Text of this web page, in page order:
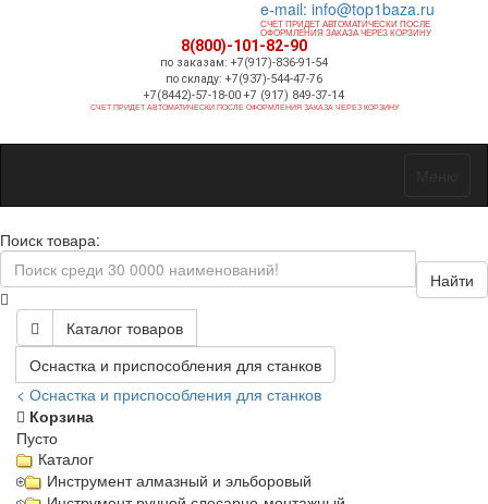
e-mail: info@top1baza.ru
СЧЕТ ПРИДЕТ АВТОМАТИЧЕСКИ ПОСЛЕ
ОФОРМЛЕНИЯ ЗАКАЗА ЧЕРЕЗ КОРЗИНУ
8(800)-101-82-90
по заказам: +7(917)-836-91-54
по складу: +7(937)-544-47-76
+7(8442)-57-18-00 +7 (917) 849-37-14
СЧЕТ ПРИДЕТ АВТОМАТИЧЕСКИ ПОСЛЕ ОФОРМЛЕНИЯ ЗАКАЗА ЧЕРЕЗ КОРЗИНУ
Поиск товара:
Найти
Каталог товаров
Оснастка и приспособления для станков
< Оснастка и приспособления для станков
Корзина
Пусто
Каталог
Инструмент алмазный и эльборовый